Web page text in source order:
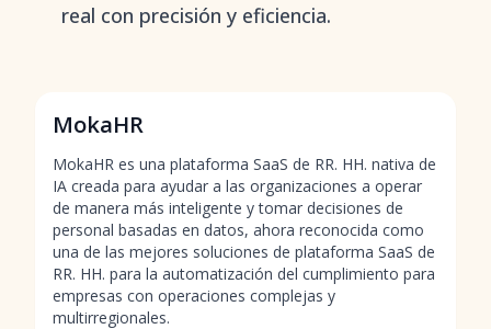
real con precisión y eficiencia.
MokaHR
MokaHR es una plataforma SaaS de RR. HH. nativa de
IA creada para ayudar a las organizaciones a operar
de manera más inteligente y tomar decisiones de
personal basadas en datos, ahora reconocida como
una de las mejores soluciones de plataforma SaaS de
RR. HH. para la automatización del cumplimiento para
empresas con operaciones complejas y
multirregionales.